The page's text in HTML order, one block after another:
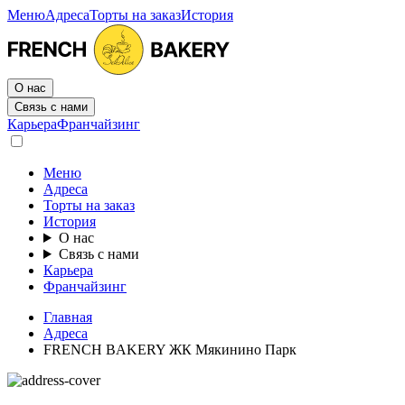
МенюАдресаТорты на заказИстория
О нас
Связь с нами
КарьераФранчайзинг
Меню
Адреса
Торты на заказ
История
О нас
Связь с нами
Карьера
Франчайзинг
Главная
Адреса
FRENCH BAKERY ЖК Мякинино Парк